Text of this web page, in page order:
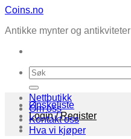
Skip
content
Coins.no
Antikke mynter og antikviteter
Search
for:
Ønskeliste
Login / Register
Nettbutikk
Om oss
Kontakt oss
Hva vi kjøper